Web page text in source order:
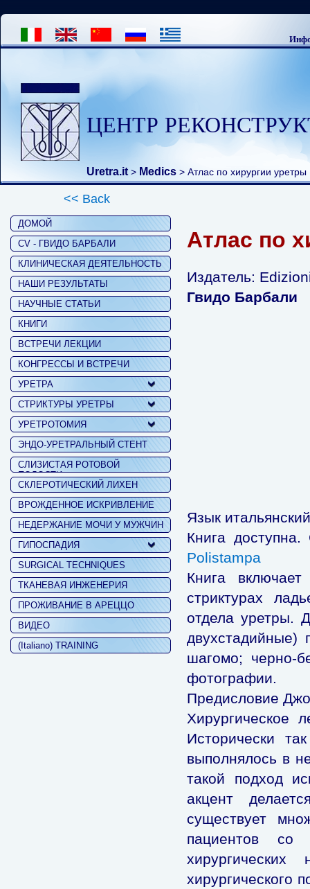
ЦЕНТР
Uretra.it > Medics > Атлас по хирургии уретры
<< Back
ДОМОЙ
CV - ГВИДО БАРБАЛИ
КЛИНИЧЕСКАЯ ДЕЯТЕЛЬНОСТЬ
НАШИ РЕЗУЛЬТАТЫ
НАУЧНЫЕ СТАТЬИ
КНИГИ
ВСТРЕЧИ ЛЕКЦИИ
КОНГРЕССЫ И ВСТРЕЧИ
УРЕТРА
СТРИКТУРЫ УРЕТРЫ
УРЕТРОТОМИЯ
ЭНДО-УРЕТРАЛЬНЫЙ СТЕНТ
СЛИЗИСТАЯ РОТОВОЙ
ПОЛОСТИ
СКЛЕРОТИЧЕСКИЙ ЛИХЕН
ВРОЖДЕННОЕ ИСКРИВЛЕНИЕ
НЕДЕРЖАНИЕ МОЧИ У МУЖЧИН
ГИПОСПАДИЯ
SURGICAL TECHNIQUES
ТКАНЕВАЯ ИНЖЕНЕРИЯ
ПРОЖИВАНИЕ В АРЕЦЦО
ВИДЕО
(Italiano) TRAINING
Атлас по
Издатель:
Гвидо Барбали
Язык итальянский
Книга
Polistampa
Книга
стриктурах
отдела уретры.
двухстадийные)
шагомо; черно-
фотографии.
Предисловие
Хирургическое
Исторически
выполнялось в
такой подход
акцент
существует
пациентов со
хирургического